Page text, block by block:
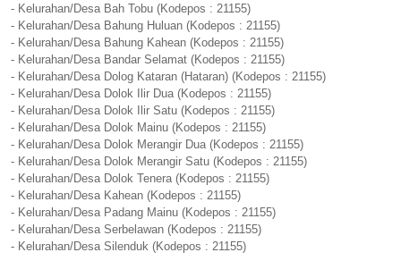
- Kelurahan/Desa Bah Tobu (Kodepos : 21155)
- Kelurahan/Desa Bahung Huluan (Kodepos : 21155)
- Kelurahan/Desa Bahung Kahean (Kodepos : 21155)
- Kelurahan/Desa Bandar Selamat (Kodepos : 21155)
- Kelurahan/Desa Dolog Kataran (Hataran) (Kodepos : 21155)
- Kelurahan/Desa Dolok Ilir Dua (Kodepos : 21155)
- Kelurahan/Desa Dolok Ilir Satu (Kodepos : 21155)
- Kelurahan/Desa Dolok Mainu (Kodepos : 21155)
- Kelurahan/Desa Dolok Merangir Dua (Kodepos : 21155)
- Kelurahan/Desa Dolok Merangir Satu (Kodepos : 21155)
- Kelurahan/Desa Dolok Tenera (Kodepos : 21155)
- Kelurahan/Desa Kahean (Kodepos : 21155)
- Kelurahan/Desa Padang Mainu (Kodepos : 21155)
- Kelurahan/Desa Serbelawan (Kodepos : 21155)
- Kelurahan/Desa Silenduk (Kodepos : 21155)